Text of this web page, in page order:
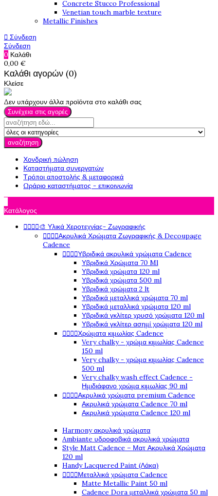
Concrete Stucco Professional
Venetian touch marble texture
Metallic Finishes
 Σύνδεση
Σύνδεση
0 Καλάθι
0,00 €
Καλάθι αγορών (0)
Κλείσε
Δεν υπάρχουν άλλα προϊόντα στο καλάθι σας
Συνέχεια στις αγορές
αναζήτηση
Χονδρική πώληση
Καταστήματα συνεργατών
Τρόποι αποστολής & μεταφορικά
Ωράριο καταστήματος - επικοινωνία
Κατάλογος
🎨 Υλικά Χεροτεχνίας- Ζωγραφικής
Ακρυλικά Χρώματα Ζωγραφικής & Decoupage
Cadence
Υβριδικά ακρυλικά χρώματα Cadence
Υβριδικά Χρώματα 70 Ml
Υβριδικά χρώματα 120 ml
Υβριδικά χρώματα 500 ml
Υβριδικά χρώματα 2 lt
Υβριδικά μεταλλικά χρώματα 70 ml
Υβριδικά μεταλλικά χρώματα 120 ml
Υβριδικά γκλίτερ χρυσό χρώματα 120 ml
Υβριδικά γκλίτερ ασημί χρώματα 120 ml
Χρώματα κιμωλίας Cadence
Very chalky - χρώμα κιμωλίας Cadence
150 ml
Very chalky - χρώμα κιμωλίας Cadence
500 ml
Very chalky wash effect Cadence -
Ημιδιάφανο χρώμα κιμωλίας 90 ml
Ακρυλικά χρώματα premium Cadence
Ακρυλικά χρώματα Cadence 70 ml
Ακρυλικά χρώματα Cadence 120 ml
Harmony ακρυλικά χρώματα
Ambiante υδροφοβικά ακρυλικά χρώματα
Style Matt Cadence – Ματ Ακρυλικά Χρώματα
120 ml
Handy Lacquered Paint (Λάκα)
Μεταλλικά χρώματα Cadence
Matte Metallic Paint 50 ml
Cadence Dora μεταλλικά χρώματα 50 ml